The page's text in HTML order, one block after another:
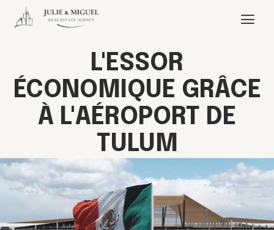
L'ESSOR
ÉCONOMIQUE GRÂCE
À L'AÉROPORT DE
TULUM